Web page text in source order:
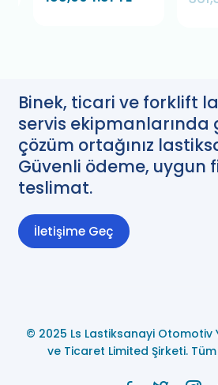
Binek, ticari ve forklift
servis ekipmanlarında
çözüm ortağınız
Güvenli ödeme, uygun
teslimat.
İletişime Geç
© 2025 Ls Lastiksanayi Otomotiv
ve Ticaret Limited Şirketi. Tüm